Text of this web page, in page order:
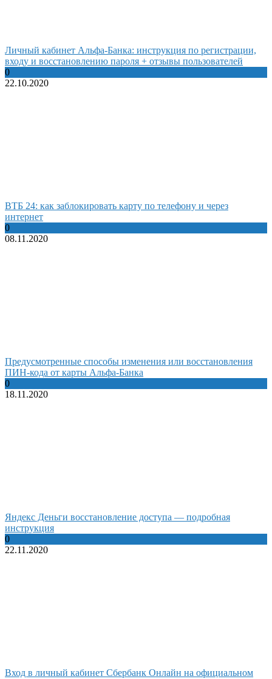
Личный кабинет Альфа-Банка: инструкция по регистрации,
входу и восстановлению пароля + отзывы пользователей
0
22.10.2020
ВТБ 24: как заблокировать карту по телефону и через
интернет
0
08.11.2020
Предусмотренные способы изменения или восстановления
ПИН-кода от карты Альфа-Банка
0
18.11.2020
Яндекс Деньги восстановление доступа — подробная
инструкция
0
22.11.2020
Вход в личный кабинет Сбербанк Онлайн на официальном